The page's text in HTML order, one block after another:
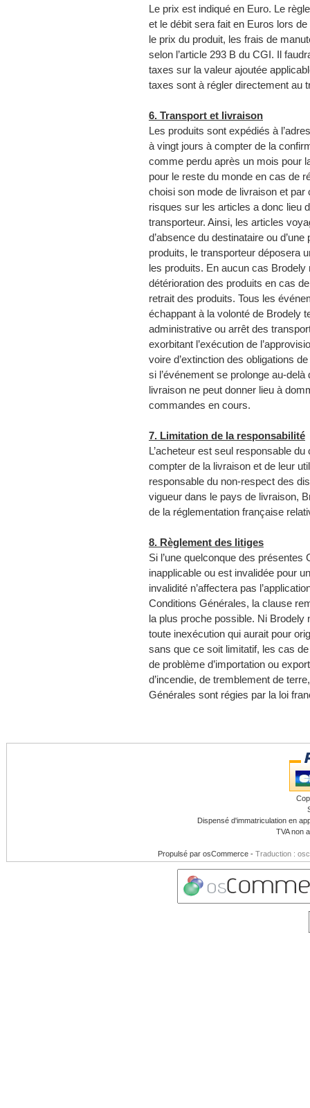
Le prix est indiqué en Euro. Le
et le débit sera fait en Euros lors
le prix du produit, les frais de
selon l’article 293 B du CGI. Il
taxes sur la valeur ajoutée
taxes sont à régler directement au
6. Transport et livraison
Les produits sont expédiés à
à vingt jours à compter de la
comme perdu après un mois pour
pour le reste du monde en cas de
choisi son mode de livraison et
risques sur les articles a donc lieu
transporteur. Ainsi, les articles
d’absence du destinataire ou
produits, le transporteur déposera
les produits. En aucun cas Brodely
détérioration des produits en cas
retrait des produits. Tous les
échappant à la volonté de Brodely
administrative ou arrêt des
exorbitant l’exécution de
voire d’extinction des obligations
si l’événement se prolonge au-
livraison ne peut donner lieu à
commandes en cours.
7. Limitation de la responsabilité
L’acheteur est seul responsable
compter de la livraison et de leur
responsable du non-respect des
vigueur dans le pays de livraison,
de la réglementation française
8. Règlement des litiges
Si l’une quelconque des
inapplicable ou est invalidée pour
invalidité n’affectera pas
Conditions Générales, la clause
la plus proche possible. Ni Brodely
toute inexécution qui aurait pour
sans que ce soit limitatif, les cas
de problème d’importation ou
d’incendie, de tremblement de
Générales sont régies par la loi
Dispensé d'immatriculation en
TVA non
Propulsé par osCommerce - Traduction :